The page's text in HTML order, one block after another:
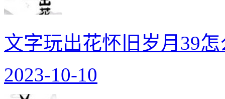
文字玩出花怀旧岁月39
2023-10-10